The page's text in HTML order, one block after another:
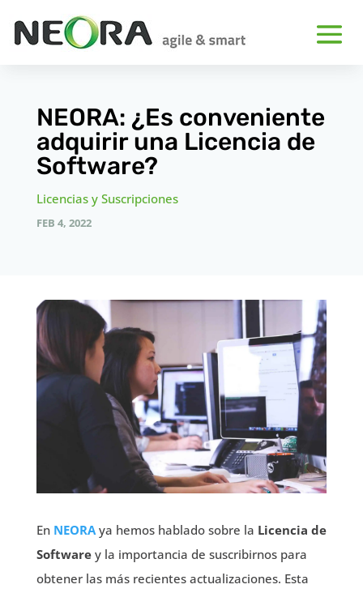
NEORA: ¿Es conveniente
adquirir una Licencia de
Software?
Licencias y Suscripciones
FEB 4, 2022
En NEORA ya hemos hablado sobre la Licencia de
Softwarey la importancia de suscribirnos para
obtener las más recientes actualizaciones. Esta